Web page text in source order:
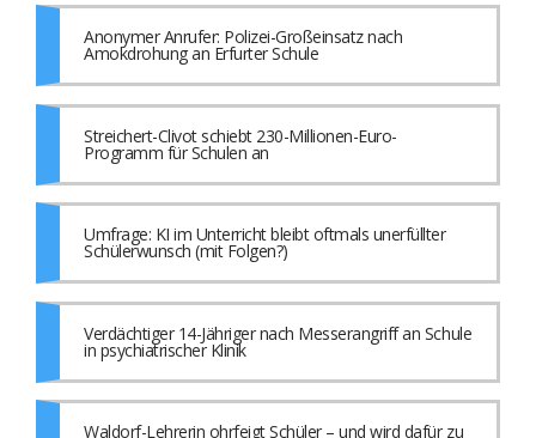
Anonymer Anrufer: Polizei-Großeinsatz nach
Amokdrohung an Erfurter Schule
Streichert-Clivot schiebt 230-Millionen-Euro-
Programm für Schulen an
Umfrage: KI im Unterricht bleibt oftmals unerfüllter
Schülerwunsch (mit Folgen?)
Verdächtiger 14-Jähriger nach Messerangriff an Schule
in psychiatrischer Klinik
Waldorf-Lehrerin ohrfeigt Schüler – und wird dafür zu